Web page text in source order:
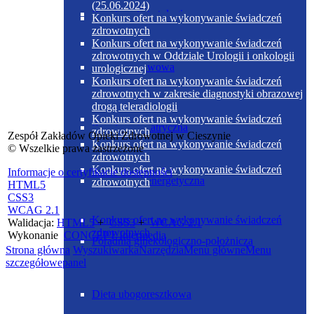
Poradnia diabetologiczna
Poradnia geriatryczna
Poradnia ginekologiczno-położnicza
Dieta podstawowa
Dieta ubogoenergetyczna
Dieta ubogoresztkowa
(25.06.2024)
Konkurs ofert na wykonywanie świadczeń
zdrowotnych
Konkurs ofert na wykonywanie świadczeń
zdrowotnych w Oddziale Urologii i onkologii
urologicznej
Konkurs ofert na wykonywanie świadczeń
zdrowotnych w zakresie diagnostyki obrazowej
drogą teleradiologii
Konkurs ofert na wykonywanie świadczeń
zdrowotnych
Konkurs ofert na wykonywanie świadczeń
zdrowotnych
Konkurs ofert na wykonywanie świadczeń
zdrowotnych
Konkurs ofert na wykonywanie świadczeń
zdrowotnych
Zespół Zakładów Opieki Zdrowotnej w Cieszynie
© Wszelkie prawa zastrzeżone
Informacje o certyfikacie dostępności
HTML5
CSS3
WCAG 2.1
Walidacja: HTML5+CSS3+WCAG 2.1
Wykonanie CONCEPTIntermedia
Strona główna WyszukiwarkaNarzędziaMenu główneMenu
szczegółowepanel